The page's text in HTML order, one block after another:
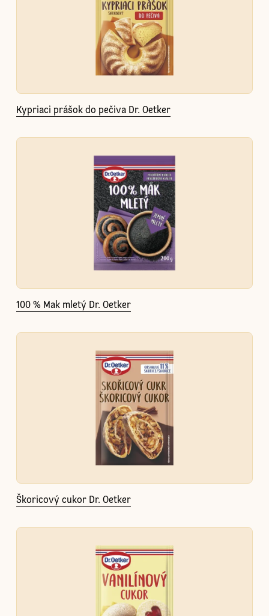
Kypriaci prášok do pečiva Dr. Oetker
100 % Mak mletý Dr. Oetker
Škoricový cukor Dr. Oetker